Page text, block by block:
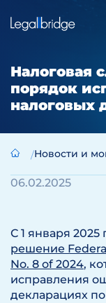
Налоговая
порядок
налоговых
Новости и
06.02.2025
С 1 января 2025
решение
No. 8 of 2024,
исправления
декларациях